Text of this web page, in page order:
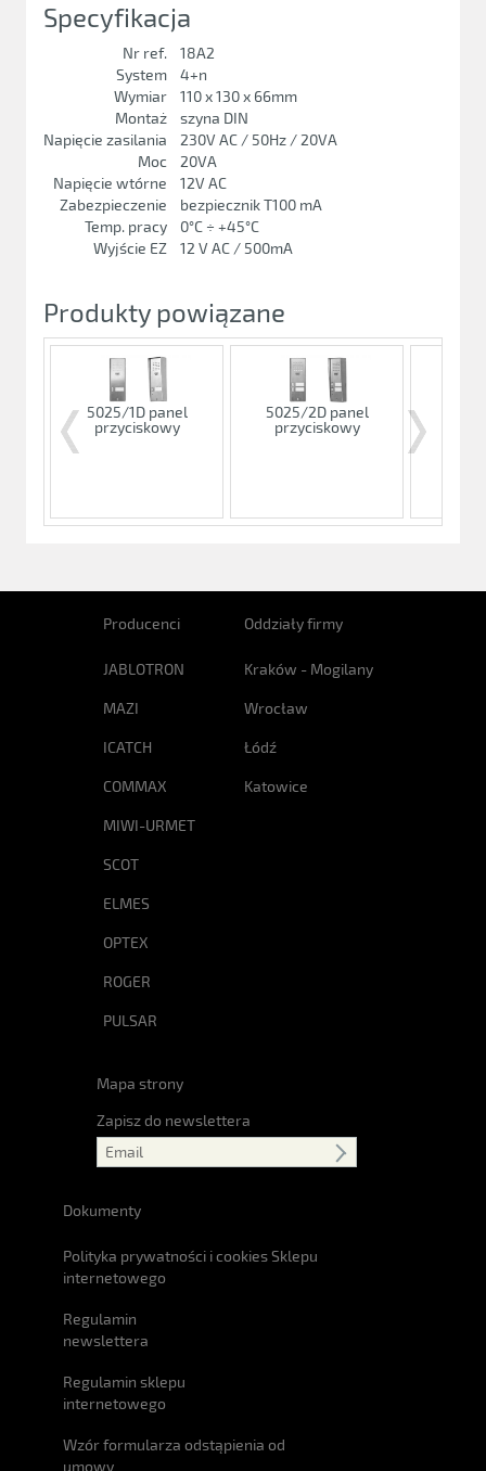
Specyfikacja
Nr ref.
18A2
System
4+n
Wymiar
110 x 130 x 66mm
Montaż
szyna DIN
Napięcie zasilania
230V AC / 50Hz / 20VA
Moc
20VA
Napięcie wtórne
12V AC
Zabezpieczenie
bezpiecznik T100 mA
Temp. pracy
0°C ÷ +45°C
Wyjście EZ
12 V AC / 500mA
Produkty powiązane
5025/1D panel
przyciskowy
5025/2D panel
przyciskowy
Producenci
JABLOTRON
MAZI
ICATCH
COMMAX
MIWI-URMET
SCOT
ELMES
OPTEX
ROGER
PULSAR
Oddziały firmy
Kraków - Mogilany
Wrocław
Łódź
Katowice
Mapa strony
Zapisz do newslettera
Dokumenty
Polityka prywatności i cookies Sklepu
internetowego
Regulamin
newslettera
Regulamin sklepu
internetowego
Wzór formularza odstąpienia od
umowy